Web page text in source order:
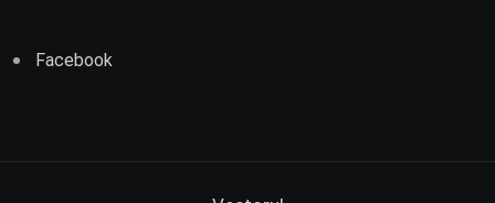
Facebook